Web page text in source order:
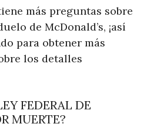
más preguntas sobre
de McDonald’s, ¡así
para obtener más
los detalles
FEDERAL DE
MUERTE?